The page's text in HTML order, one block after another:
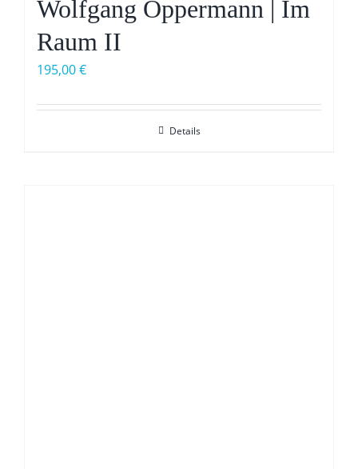
Wolfgang Oppermann | Im
Raum II
195,00€
Details